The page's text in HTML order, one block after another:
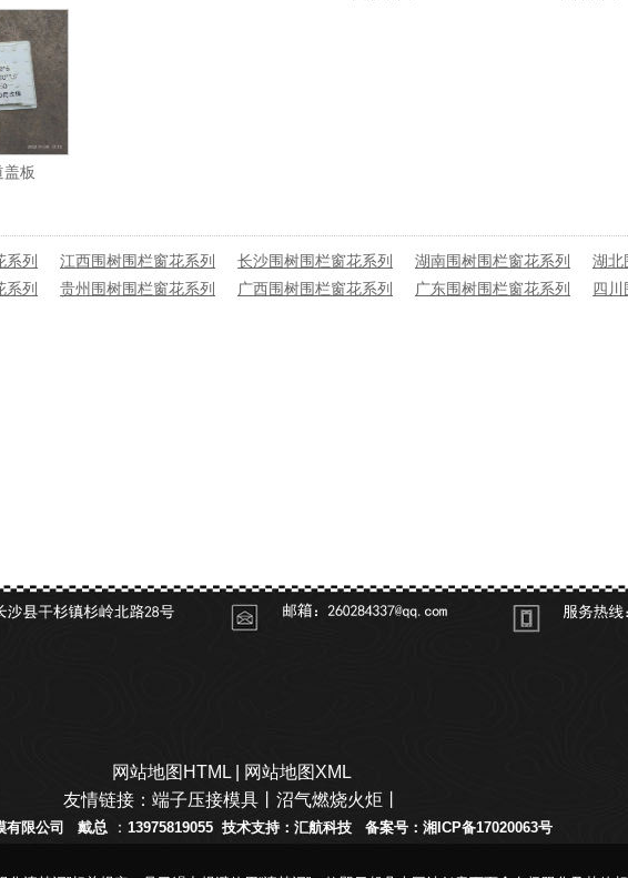
板
系列 江西围树围栏窗花系列 长沙围树围栏窗花系列 湖南围树围栏窗花系列
湖北
系列
贵州围树围栏窗花系列 广西围树围栏窗花系列 广东围树围栏窗花系列 四川
网站地图HTML
网站地图XML
友情链接： 端子压接模具 沼气燃烧火炬
有限公司 戴总 ： 13975819055 技术支持：汇航科技 备案号： 湘ICP备17020063号